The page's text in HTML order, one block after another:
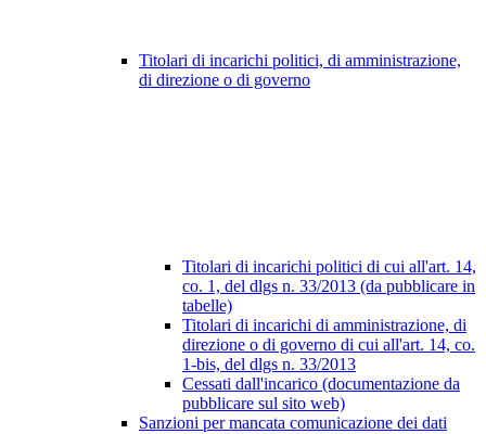
Titolari di incarichi politici, di amministrazione,
di direzione o di governo
Titolari di incarichi politici di cui all'art. 14,
co. 1, del dlgs n. 33/2013 (da pubblicare in
tabelle)
Titolari di incarichi di amministrazione, di
direzione o di governo di cui all'art. 14, co.
1-bis, del dlgs n. 33/2013
Cessati dall'incarico (documentazione da
pubblicare sul sito web)
Sanzioni per mancata comunicazione dei dati